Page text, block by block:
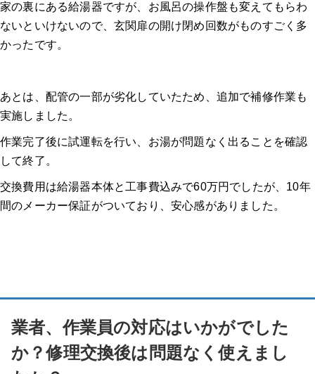
家の裏にある給湯器ですが、お風呂の操作盤も変えてもらわ
ないといけないので、玄関扉の開け閉め回数がものすごく多
かったです。
あとは、配管の一部が劣化していたため、追加で補修作業も
実施しました。
作業完了後に試運転を行い、お湯が問題なく出ることを確認
して終了。
交換費用は給湯器本体と工事費込みで60万円でしたが、10年
間のメーカー保証がついており、安心感がありました。
業者、作業員の対応はいかがでした
か？修理交換後は問題なく使えまし